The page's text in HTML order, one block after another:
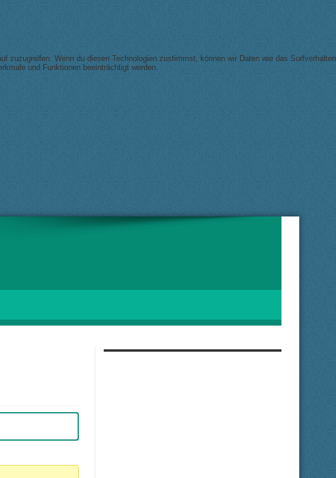
zuzugreifen. Wenn du diesen Technologien zustimmst, können wir Daten wie das Surfverhalten
und Funktionen beeinträchtigt werden.